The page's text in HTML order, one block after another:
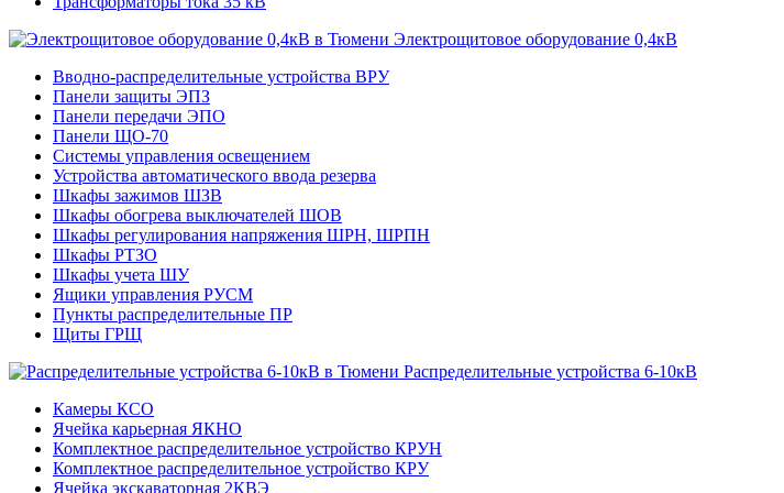
Электрощитовое оборудование 0,4кВ
Вводно-распределительные устройства ВРУ
Панели защиты ЭПЗ
Панели передачи ЭПО
Панели ЩО-70
Системы управления освещением
Устройства автоматического ввода резерва
Шкафы зажимов ШЗВ
Шкафы обогрева выключателей ШОВ
Шкафы регулирования напряжения ШРН, ШРПН
Шкафы РТЗО
Шкафы учета ШУ
Ящики управления РУСМ
Пункты распределительные ПР
Щиты ГРЩ
Распределительные устройства 6-10кВ
Камеры КСО
Ячейка карьерная ЯКНО
Комплектное распределительное устройство КРУН
Комплектное распределительное устройство КРУ
Ячейка экскаваторная 2КВЭ